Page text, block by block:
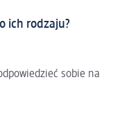
ich rodzaju?
sobie na